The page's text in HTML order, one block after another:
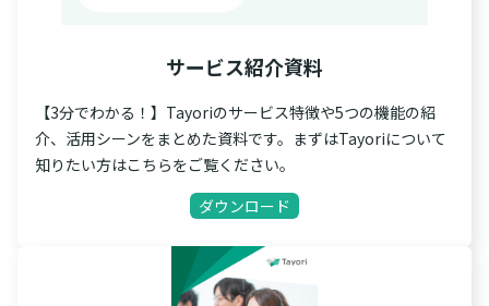
サービス紹介資料
【3分でわかる！】Tayoriのサービス特徴や5つの機能の紹
介、活用シーンをまとめた資料です。まずはTayoriについて
知りたい方はこちらをご覧ください。
ダウンロード